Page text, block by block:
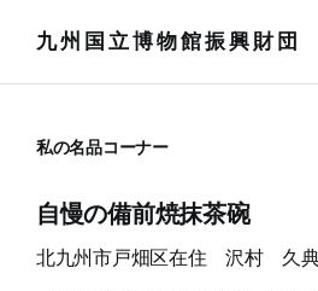
九州国立博物館振興財団
私の名品コーナー
自慢の備前焼抹茶碗
北九州市戸畑区在住 沢村 久